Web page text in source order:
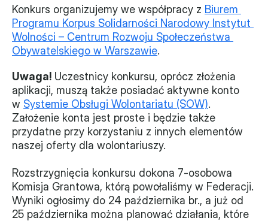
Certyfikujemy
Certyfikat
Laureaci
Konkurs organizujemy we współpracy z Biurem
Programu Korpus Solidarności Narodowy Instytut
Wolności – Centrum Rozwoju Społeczeństwa
Obywatelskiego w Warszawie.
Uwaga! Uczestnicy konkursu, oprócz złożenia
aplikacji, muszą także posiadać aktywne konto
w Systemie Obsługi Wolontariatu (SOW).
Założenie konta jest proste i będzie także
przydatne przy korzystaniu z innych elementów
naszej oferty dla wolontariuszy.
Rozstrzygnięcia konkursu dokona 7-osobowa
Komisja Grantowa, którą powołaliśmy w Federacji.
Wyniki ogłosimy do 24 października br., a już od
25 października można planować działania, które